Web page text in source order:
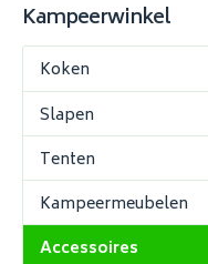
Kampeerwinkel
Koken
Slapen
Tenten
Kampeermeubelen
Accessoires